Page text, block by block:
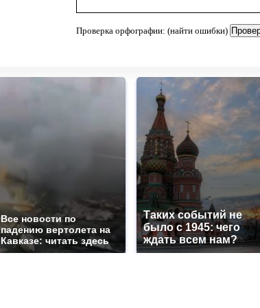
Проверка орфографии: (найти ошибки)
Все новости по
падению вертолета на
Кавказе: читать здесь
Таких событий не
было с 1945: чего
ждать всем нам?